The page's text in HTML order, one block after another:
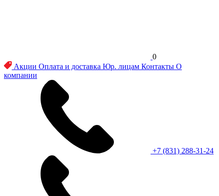
0
Акции Оплата и доставка Юр. лицам Контакты О
компании
+7 (831) 288-31-24